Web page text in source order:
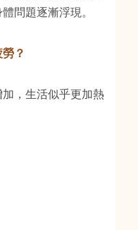
問題逐漸浮現。
？
，生活似乎更加熱